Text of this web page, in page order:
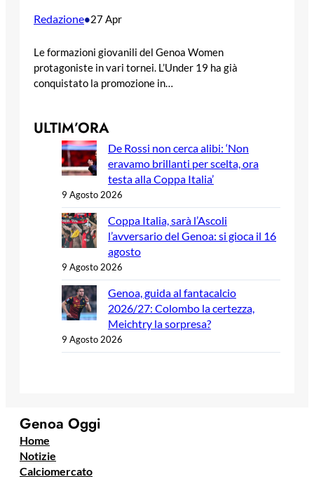
Redazione•27 Apr
Le formazioni giovanili del Genoa Women
protagoniste in vari tornei. L’Under 19 ha già
conquistato la promozione in…
ULTIM’ORA
De Rossi non cerca alibi: ‘Non
eravamo brillanti per scelta, ora
testa alla Coppa Italia’
9 Agosto 2026
Coppa Italia, sarà l’Ascoli
l’avversario del Genoa: si gioca il 16
agosto
9 Agosto 2026
Genoa, guida al fantacalcio
2026/27: Colombo la certezza,
Meichtry la sorpresa?
9 Agosto 2026
Genoa Oggi
Home
Notizie
Calciomercato